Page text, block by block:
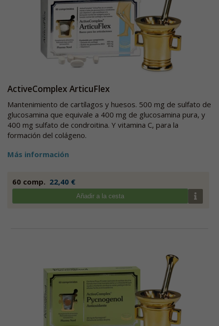
ActiveComplex ArticuFlex
Mantenimiento de cartílagos y huesos. 500 mg de sulfato de
glucosamina que equivale a 400 mg de glucosamina pura, y
400 mg sulfato de condroitina. Y vitamina C, para la
formación del colágeno.
Más información
60 comp. 22,40 €
Añadir a la cesta